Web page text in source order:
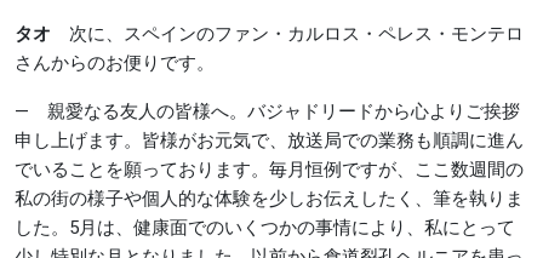
タオ 次に、スペインのファン・カルロス・ペレス・モンテロ
さんからのお便りです。
― 親愛なる友人の皆様へ。バジャドリードから心よりご挨拶
申し上げます。皆様がお元気で、放送局での業務も順調に進ん
でいることを願っております。毎月恒例ですが、ここ数週間の
私の街の様子や個人的な体験を少しお伝えしたく、筆を執りま
した。5月は、健康面でのいくつかの事情により、私にとって